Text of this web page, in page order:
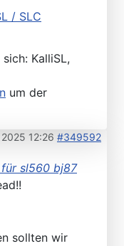
sich: KalliSL,
um der
12:26 #349592
für sl560 bj87
sollten wir